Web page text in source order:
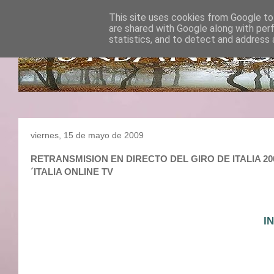
viernes, 15 de mayo de 2009
RETRANSMISION EN DIRECTO DEL GIRO DE ITALIA
´ITALIA ONLINE TV
This site uses cookies from Google
are shared with Google along with
statistics, and to detect and address